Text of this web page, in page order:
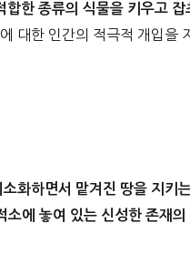
한 종류의 식물을 키우고
대한 인간의 적극적 개입을
화하면서 맡겨진 땅을 지키
에 놓여 있는 신성한 존재